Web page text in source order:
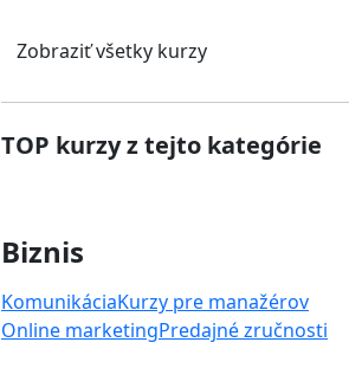
Zobraziť všetky kurzy
TOP kurzy z tejto kategórie
Biznis
KomunikáciaKurzy pre manažérov
Online marketingPredajné zručnosti